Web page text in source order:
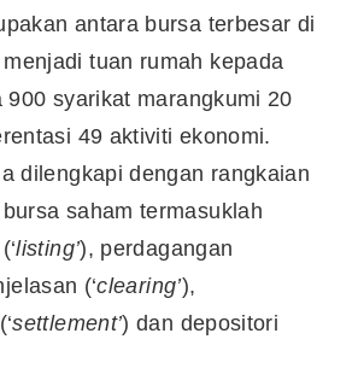
antara bursa terbesar di
tuan rumah kepada
900 syarikat marangkumi 20
49 aktiviti ekonomi.
dilengkapi dengan rangkaian
saham termasuklah
listing’), perdagangan
(‘clearing’),
settlement’) dan depositori